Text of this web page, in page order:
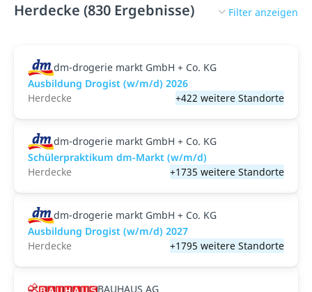
Herdecke (830 Ergebnisse) Filter anzeigen
dm-drogerie markt GmbH + Co. KG
Ausbildung Drogist (w/m/d) 2026
Herdecke
+422 weitere Standorte
dm-drogerie markt GmbH + Co. KG
Schülerpraktikum dm-Markt (w/m/d)
Herdecke
+1735 weitere Standorte
dm-drogerie markt GmbH + Co. KG
Ausbildung Drogist (w/m/d) 2027
Herdecke
+1795 weitere Standorte
BAUHAUS AG